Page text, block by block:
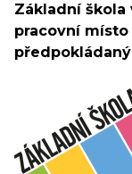
Základní škola
pracovní